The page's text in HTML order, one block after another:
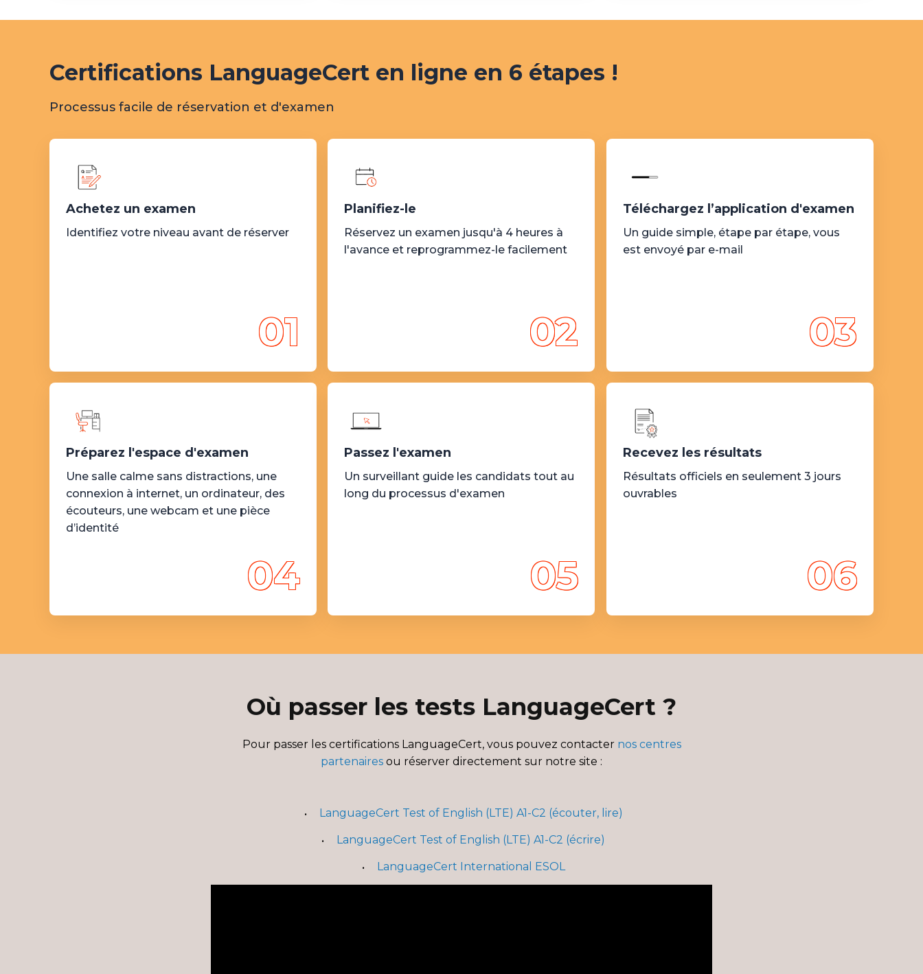
Certifications LanguageCert en ligne en 6 étapes !
Processus facile de réservation et d'examen
Achetez un examen
Identifiez votre niveau avant de réserver
01
Planifiez-le
Réservez un examen jusqu'à 4 heures à
l'avance et reprogrammez-le facilement
02
Téléchargez l’application d'examen
Un guide simple, étape par étape, vous
est envoyé par e-mail
03
Préparez l'espace d'examen
Une salle calme sans distractions, une
connexion à internet, un ordinateur, des
écouteurs, une webcam et une pièce
d’identité
04
Passez l'examen
Un surveillant guide les candidats tout au
long du processus d'examen
05
Recevez les résultats
Résultats officiels en seulement 3 jours
ouvrables
06
Où passer les tests LanguageCert ?
Pour passer les certifications LanguageCert, vous pouvez contacter nos centres
partenaires ou réserver directement sur notre site :
LanguageCert Test of English (LTE) A1-C2 (écouter, lire)
LanguageCert Test of English (LTE) A1-C2 (écrire)
LanguageCert International ESOL